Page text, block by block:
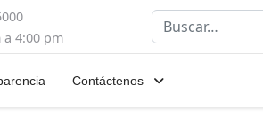
4:00 pm
Buscar
Contáctenos